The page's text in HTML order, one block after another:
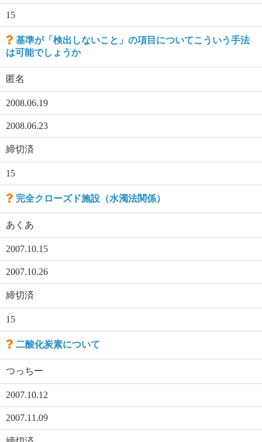
15
基準が「検出しないこと」の項目についてこういう手法
は可能でしょうか
匿名
2008.06.19
2008.06.23
締切済
15
完全クローズド施設（水濁法関係）
あくあ
2007.10.15
2007.10.26
締切済
15
二酸化炭素について
つっちー
2007.10.12
2007.11.09